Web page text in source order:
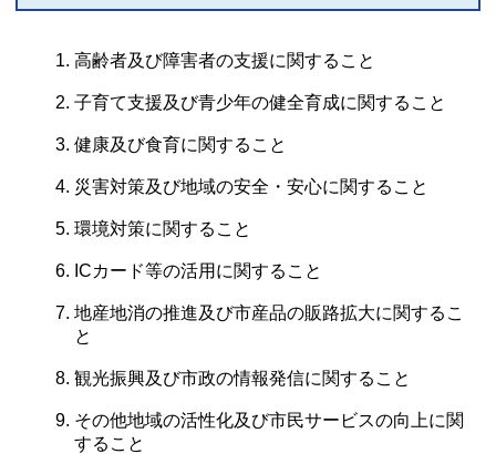
高齢者及び障害者の支援に関すること
子育て支援及び青少年の健全育成に関すること
健康及び食育に関すること
災害対策及び地域の安全・安心に関すること
環境対策に関すること
ICカード等の活用に関すること
地産地消の推進及び市産品の販路拡大に関するこ
と
観光振興及び市政の情報発信に関すること
その他地域の活性化及び市民サービスの向上に関
すること